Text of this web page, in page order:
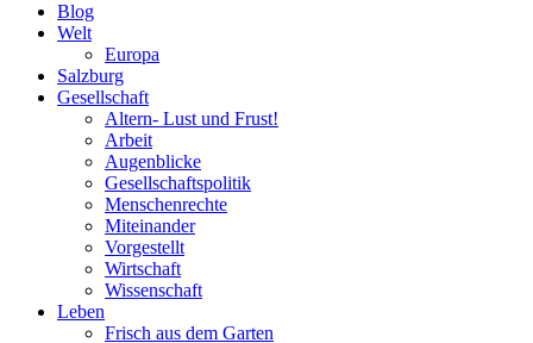
Blog
Welt
Europa
Salzburg
Gesellschaft
Altern- Lust und Frust!
Arbeit
Augenblicke
Gesellschaftspolitik
Menschenrechte
Miteinander
Vorgestellt
Wirtschaft
Wissenschaft
Leben
Frisch aus dem Garten